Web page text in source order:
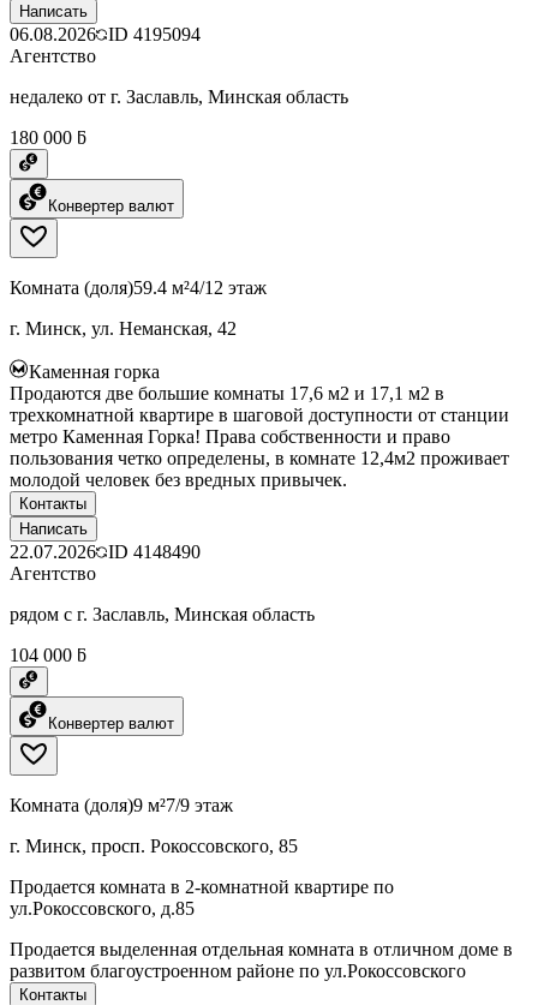
Написать
06.08.2026 ID 4195094
Агентство
недалеко от г. Заславль, Минская область
180 000 ƃ
Конвертер валют
Комната (доля)59.4 м²4/12 этаж
г. Минск, ул. Неманская, 42
Каменная горка
Продаются две большие комнаты 17,6 м2 и 17,1 м2 в
трехкомнатной квартире в шаговой доступности от станции
метро Каменная Горка! Права собственности и право
пользования четко определены, в комнате 12,4м2 проживает
молодой человек без вредных привычек.
Контакты
Написать
22.07.2026 ID 4148490
Агентство
рядом с г. Заславль, Минская область
104 000 ƃ
Конвертер валют
Комната (доля)9 м²7/9 этаж
г. Минск, просп. Рокоссовского, 85
Продается комната в 2-комнатной квартире по
ул.Рокоссовского, д.85
Продается выделенная отдельная комната в отличном доме в
развитом благоустроенном районе по ул.Рокоссовского
Контакты